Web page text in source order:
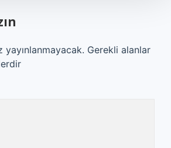
Gerekli alanlar